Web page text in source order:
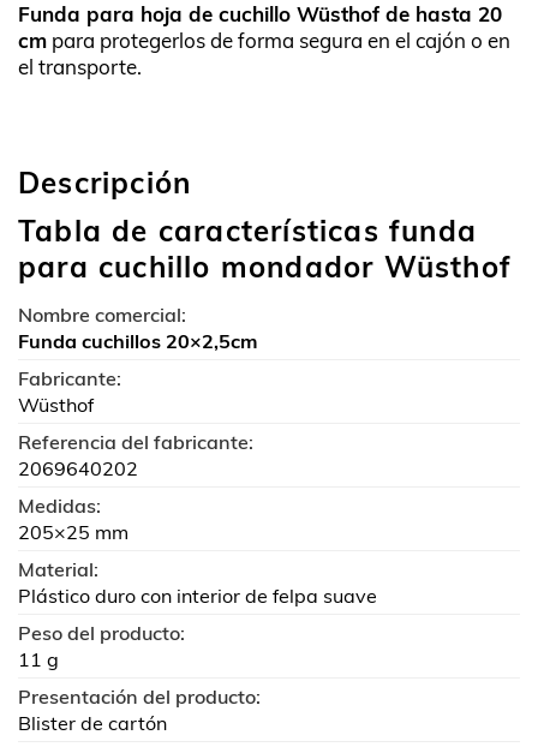
Funda para hoja de cuchillo Wüsthof de hasta 20
cm para protegerlos de forma segura en el cajón o en
el transporte.
Descripción
Tabla de características funda
para cuchillo mondador Wüsthof
Nombre comercial:
Funda cuchillos 20×2,5cm
Fabricante:
Wüsthof
Referencia del fabricante:
2069640202
Medidas:
205×25 mm
Material:
Plástico duro con interior de felpa suave
Peso del producto:
11 g
Presentación del producto:
Blister de cartón